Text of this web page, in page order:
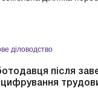
земельний
ділянок:
писали про те, що
діловодство
після